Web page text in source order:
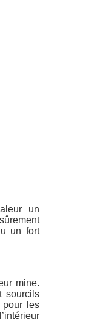
un
un fort
mine.
sourcils
pour les